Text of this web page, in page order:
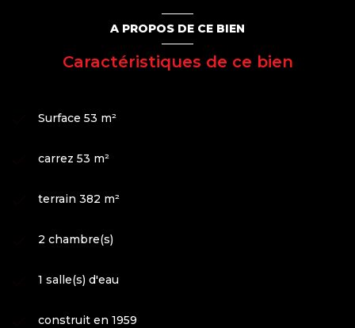
A PROPOS DE CE BIEN
Caractéristiques de ce bien
Surface 53 m²
carrez 53 m²
terrain 382 m²
2 chambre(s)
1 salle(s) d'eau
construit en 1959